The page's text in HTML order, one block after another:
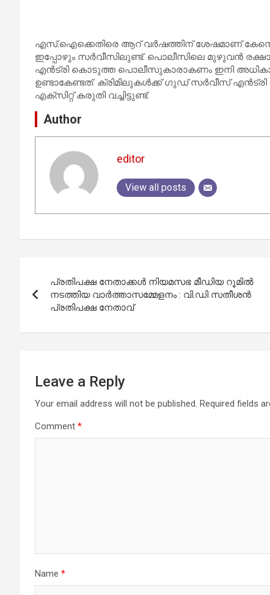
എസ്.ഐക്കെതിരെ ആറ് വര്‍ഷത്തിന് ശേഷമാണ്
ഇപ്പോഴും സര്‍വീസിലുണ്ട്. പൊലീസിലെ മുഴുവന്‍
എന്‍ട്രി കൊടുത്ത പൊലീസുകാരാകണം ഇനി
ഉണ്ടാകേണ്ടത്. ക്രിമിലുകള്‍ക്ക് ഗുഡ് സര്‍വീസ്
എക്‌സിറ്റ് കരുതി വച്ചിട്ടുണ്ട്.
Author
editor
View all posts
navigation
പ്രതിപക്ഷ നേതാക്കള്‍ നിയമസഭ മീഡിയ റൂമില്‍
നടത്തിയ വാര്‍ത്താസമ്മേളനം : വി.ഡി സതീശന്‍
പ്രതിപക്ഷ നേതാവ്
Leave a Reply
Your email address will not be published. Required fields
Comment *
Name *